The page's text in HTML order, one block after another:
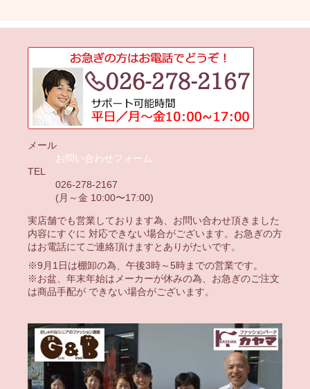
メール
お問い合わせフォーム
TEL
026-278-2167
(月～金 10:00〜17:00)
実店舗でも営業しております為、お問い合わせ頂きました
内容にすぐに 対応できない場合がございます。お急ぎの方
はお電話にてご連絡頂けますとありがたいです。
※9月1日は棚卸の為、午後3時～5時までの営業です。
※お盆、年末年始はメーカーが休みの為、お急ぎのご注文
は商品手配が できない場合がございます。